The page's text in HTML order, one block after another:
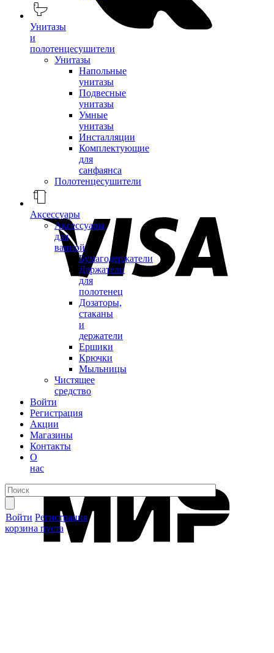
Унитазы
и
полотенцесушители
Унитазы
Напольные
унитазы
Подвесные
унитазы
Умные
унитазы
Инсталляции
Комплектующие
для
санфаянса
Полотенцесушители
Аксессуары
Аксессуары
для
ванной
Бумагодержатели
Держатели
для
полотенец
Дозаторы,
стаканы
и
держатели
Ершики
Крючки
Мыльницы
Чистящее
средство
Войти
Регистрация
Акции
Магазины
Контакты
О
нас
Войти Регистрация
корзина пуста